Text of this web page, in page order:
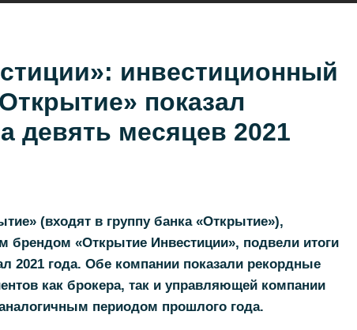
инвестиционный
показал
девять месяцев 2021
(входят в группу банка «Открытие»),
«Открытие Инвестиции», подвели итоги
2021 года. Обе компании показали рекордные
как брокера, так и управляющей компании
периодом прошлого года.